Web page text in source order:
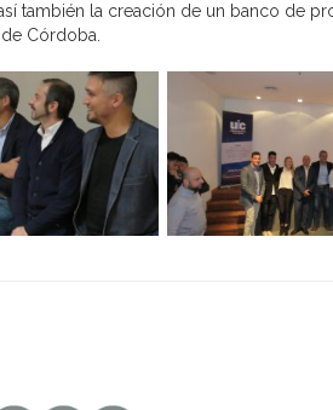
también la creación de un banco de
Córdoba.